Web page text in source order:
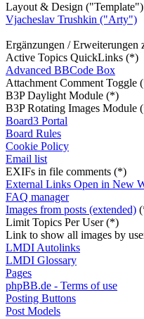
Layout & Design
Vjacheslav Trushkin ("Arty")
Ergänzungen /
Active Topics QuickLinks (*)
Advanced BBCode Box
Attachment Comment Toggle
B3P Daylight Module (*)
B3P Rotating Images Module
Board3 Portal
Board Rules
Cookie Policy
Email list
EXIFs in file comments (*)
External Links Open in New
FAQ manager
Images from posts (extended)
Limit Topics Per User (*)
Link to show all images by
LMDI Autolinks
LMDI Glossary
Pages
phpBB.de - Terms of use
Posting Buttons
Post Models